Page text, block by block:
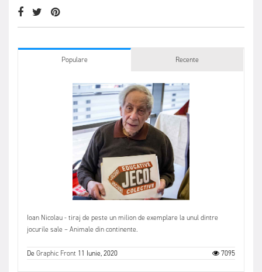
Populare Recente
Ioan Nicolau - tiraj de peste un milion de exemplare la unul dintre
jocurile sale – Animale din continente.
DeGraphic Front 11 Iunie, 2020 7095